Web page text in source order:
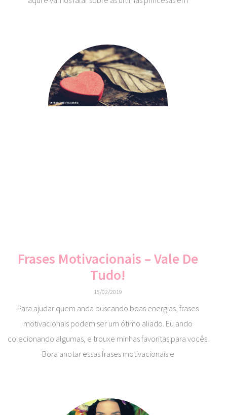
Frases Motivacionais – Vale De
Tudo!
15/02/2019
Para ajudar quem anda buscando boas energias, frases
motivacionais podem ser um ótimo aliado. Eu ando
colecionando algumas, e trouxe minhas favoritas para vocês.
Bora anotar essas frases motivacionais e